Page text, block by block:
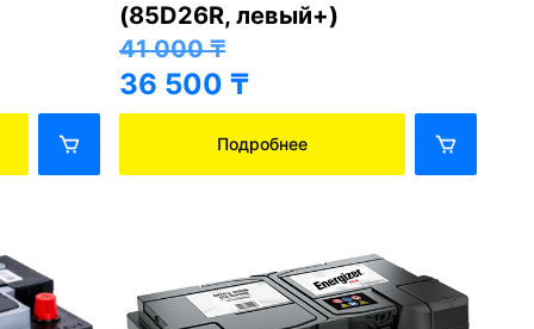
(85D26R, левый+)
41 000₸
36 500 ₸
Подробнее